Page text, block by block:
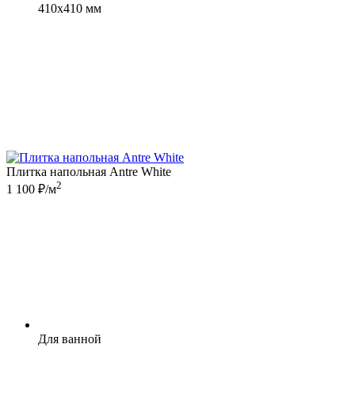
410x410 мм
Плитка напольная Antre White
1 100 ₽/м2
Для ванной